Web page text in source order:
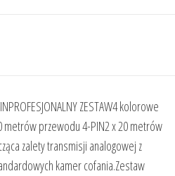
ZESTAW4 kolorowe
metrów przewodu 4-PIN2 x 20 metrów
zalety transmisji analogowej z
kamer cofania.Zestaw